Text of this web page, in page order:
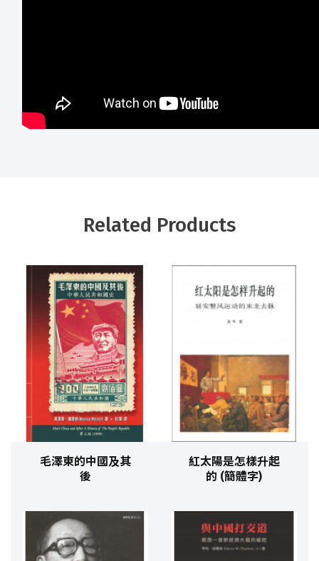
Related Products
毛澤東的中國及其
後
紅太陽是怎樣升起
的 (簡體字)